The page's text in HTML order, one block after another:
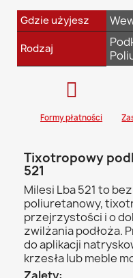
Gdzie użyjesz
Rodzaj
Formy płatności
Tixotropowy
521
Milesi Lba 521 to
poliuretanowy,
przejrzystości i o
zwilżania podłoża.
do aplikacji
krzesła lub meble